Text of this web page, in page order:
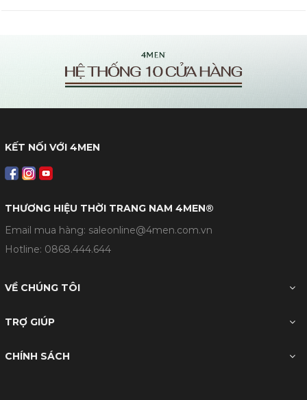
KẾT NỐI VỚI 4MEN
THƯƠNG HIỆU THỜI TRANG NAM 4MEN®
Email mua hàng: saleonline@4men.com.vn
Hotline: 0868.444.644
VỀ CHÚNG TÔI
TRỢ GIÚP
CHÍNH SÁCH